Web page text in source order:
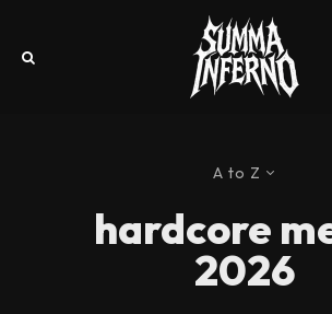
A to Z
hardcore
2026